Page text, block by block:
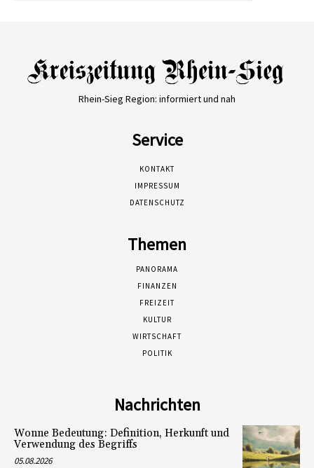
Rhein-Sieg Region: informiert und nah
Service
KONTAKT
IMPRESSUM
DATENSCHUTZ
Themen
PANORAMA
FINANZEN
FREIZEIT
KULTUR
WIRTSCHAFT
POLITIK
Nachrichten
Wonne Bedeutung: Definition, Herkunft und
Verwendung des Begriffs
05.08.2026